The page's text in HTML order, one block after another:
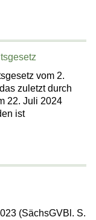
vom 2.
zuletzt durch
22. Juli 2024
ist
(SächsGVBl. S.